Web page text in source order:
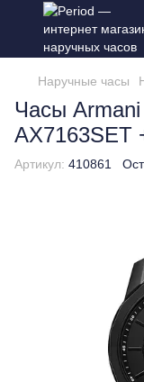
Наручные часы
Часы
AX7163SET
Артикул: 410861